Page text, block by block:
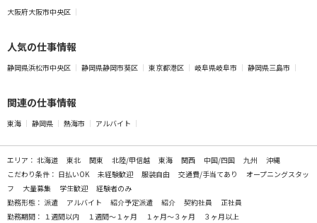
大阪府大阪市中央区
人気の仕事情報
静岡県浜松市中央区 静岡県静岡市葵区 東京都港区 岐阜県岐阜市 静岡県三島市
関連の仕事情報
東海 静岡県 熱海市 アルバイト
エリア： 北海道 東北 関東 北陸/甲信越 東海 関西 中国/四国 九州
沖縄
こだわり条件： 日払いOK 未経験歓迎 服装自由 交通費/手当てあり
オープニングスタッ
フ
大量募集 学生歓迎
経験者のみ
勤務形態： 派遣 アルバイト 紹介予定派遣 紹介 契約社員
正社員
勤務期間： １週間以内 １週間～１ヶ月 １ヶ月～３ヶ月 ３ヶ月以上